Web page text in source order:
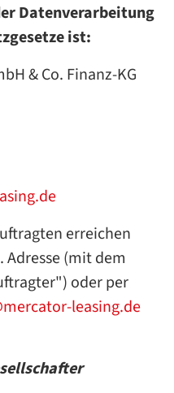
Datenverarbeitung
ist:
& Co. Finanz-KG
erreichen
Adresse (mit dem
oder per
leasing.de